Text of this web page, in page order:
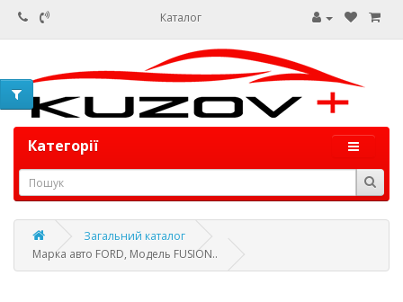
Каталог
Категорії
Загальний каталог
Марка авто FORD, Модель FUSION..